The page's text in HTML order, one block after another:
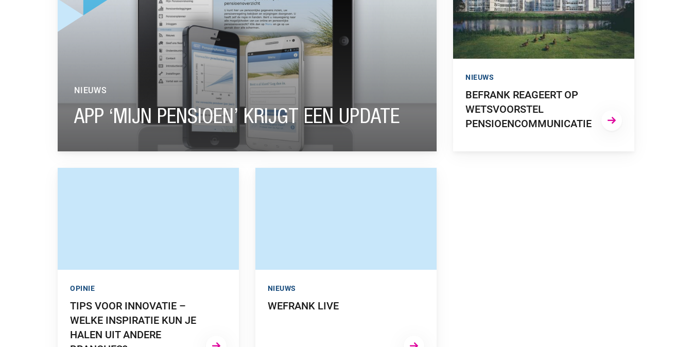
APP ‘MIJN PENSIOEN’ KRIJGT EEN UPDATE
NIEUWS
BEFRANK REAGEERT OP
WETSVOORSTEL
PENSIOENCOMMUNICATIE
NIEUWS
TIPS VOOR INNOVATIE –
WELKE INSPIRATIE KUN JE
HALEN UIT ANDERE
OPINIE
WEFRANK LIVE
NIEUWS